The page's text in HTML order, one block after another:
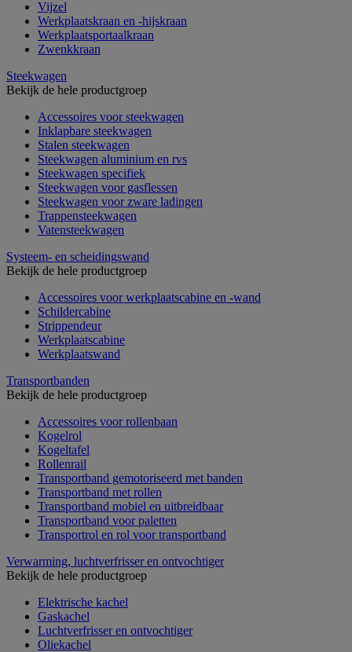
Vijzel
Werkplaatskraan en -hijskraan
Werkplaatsportaalkraan
Zwenkkraan
Steekwagen
Bekijk de hele productgroep
Accessoires voor steekwagen
Inklapbare steekwagen
Stalen steekwagen
Steekwagen aluminium en rvs
Steekwagen specifiek
Steekwagen voor gasflessen
Steekwagen voor zware ladingen
Trappensteekwagen
Vatensteekwagen
Systeem- en scheidingswand
Bekijk de hele productgroep
Accessoires voor werkplaatscabine en -wand
Schildercabine
Strippendeur
Werkplaatscabine
Werkplaatswand
Transportbanden
Bekijk de hele productgroep
Accessoires voor rollenbaan
Kogelrol
Kogeltafel
Rollenrail
Transportband gemotoriseerd met banden
Transportband met rollen
Transportband mobiel en uitbreidbaar
Transportband voor paletten
Transportrol en rol voor transportband
Verwarming, luchtverfrisser en ontvochtiger
Bekijk de hele productgroep
Elektrische kachel
Gaskachel
Luchtverfrisser en ontvochtiger
Oliekachel